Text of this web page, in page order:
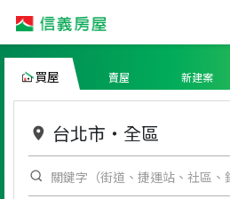
買屋 賣屋 新建案
台北市 ・ 全區